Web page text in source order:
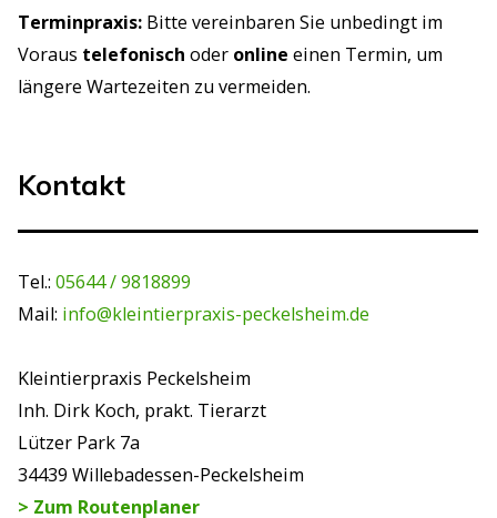
Terminpraxis: Bitte vereinbaren Sie unbedingt im
Voraus telefonisch oder online einen Termin, um
längere Wartezeiten zu vermeiden.
Kontakt
Tel.:05644 / 9818899
Mail: info@kleintierpraxis-peckelsheim.de
Kleintierpraxis Peckelsheim
Inh. Dirk Koch, prakt. Tierarzt
Lützer Park 7a
34439 Willebadessen-Peckelsheim
> Zum Routenplaner